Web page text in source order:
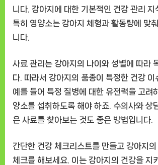
니다. 강아지에 대한 기본적인 건강 관리 지
특히 영양소는 강아지 체형과 활동량에 맞
니다.
사료 관리는 강아지의 나이와 성별에 따라
다. 따라서 강아지의 품종이 특정한 건강 이
예를 들어 특정 질병에 대한 유전력을 고려
양소를 섭취하도록 해야 하죠. 수의사와 상
은 사료를 찾아보는 것도 좋은 방법입니다.
간단한 건강 체크리스트를 만들고 강아지
체크를 해보세요. 이는 강아지의 건강을 지